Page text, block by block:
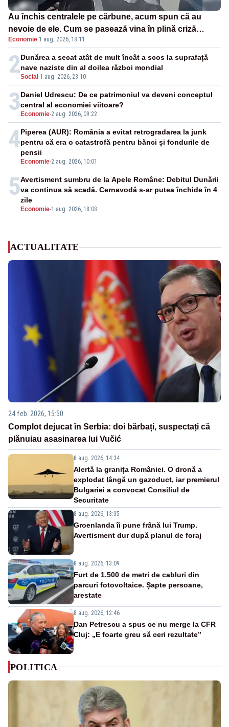
Au închis centralele pe cărbune, acum spun că au
nevoie de ele. Cum se pasează vina în plină criză
energetică
Economie·1 aug. 2026, 18:11
2Social -1 aug. 2026, 23:10
Dunărea a secat atât de mult încât a scos la suprafață
nave naziste din al doilea război mondial
3 Economie-2 aug. 2026, 09:22
Daniel Udrescu: De ce patrimoniul va deveni conceptul
central al economiei viitoare?
4
Economie-2 aug. 2026, 10:01
Piperea (AUR): România a evitat retrogradarea la junk
pentru că era o catastrofă pentru bănci și fondurile de
pensii
5
Economie-1 aug. 2026, 18:08
Avertisment sumbru de la Apele Române: Debitul Dunării
va continua să scadă. Cernavodă s-ar putea închide în 4
zile
ACTUALITATE
24 feb. 2026, 15:50
Complot dejucat în Serbia: doi bărbați, suspectați că
plănuiau asasinarea lui Vučić
8 aug. 2026, 14:34
Alertă la granița României. O dronă a
explodat lângă un gazoduct, iar premierul
Bulgariei a convocat Consiliul de
Securitate
8 aug. 2026, 13:35
Groenlanda îi pune frână lui Trump.
Avertisment dur după planul de foraj
8 aug. 2026, 13:09
Furt de 1.500 de metri de cabluri din
parcuri fotovoltaice. Șapte persoane,
arestate
8 aug. 2026, 12:46
Dan Petrescu a spus ce nu merge la CFR
Cluj: „E foarte greu să ceri rezultate”
POLITICA